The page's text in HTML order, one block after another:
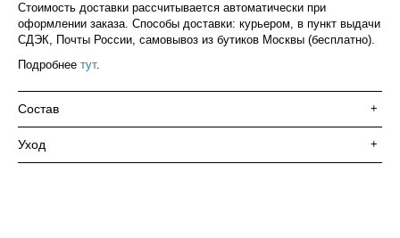
Стоимость доставки рассчитывается автоматически при
оформлении заказа. Способы доставки: курьером, в пункт выдачи
СДЭК, Почты России, самовывоз из бутиков Москвы (бесплатно).
Подробнее тут.
Состав +
Уход +